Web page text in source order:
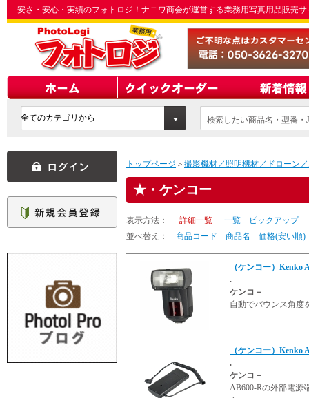
安さ・安心・実績のフォトロジ！ナニワ商会が運営する業務用写真用品販売
検索したい商品名・型番
トップページ ＞ 撮影機材／照明機材／ドローン
・ケンコー
表示方法： 詳細一覧 一覧
ピックアップ
並べ替え：
商品コード 商品名 価格(安い順)
（ケンコー）
.
ケンコ－
自動でバウンス角度
（ケンコー）Kenko
.
ケンコ－
AB600-Rの外部電源